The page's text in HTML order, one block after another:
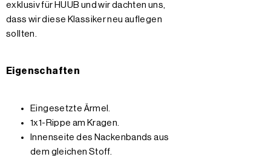
exklusiv für HUUB und wir dachten uns,
dass wir diese Klassiker neu auflegen
sollten.
Eigenschaften
Eingesetzte Ärmel.
1x1-Rippe am Kragen.
Innenseite des Nackenbands aus
dem gleichen Stoff.